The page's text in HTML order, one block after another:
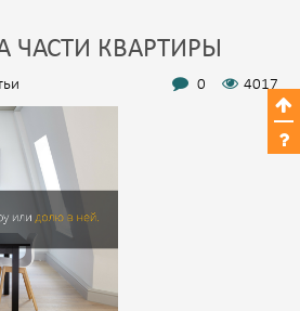
ЧАСТИ КВАРТИРЫ
4017
0